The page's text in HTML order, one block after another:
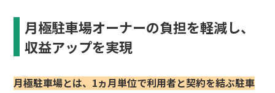
月極駐車場オーナーの負担を軽減し、
収益アップを実現
月極駐車場とは、1ヵ月単位で利用者と契約を結ぶ駐車